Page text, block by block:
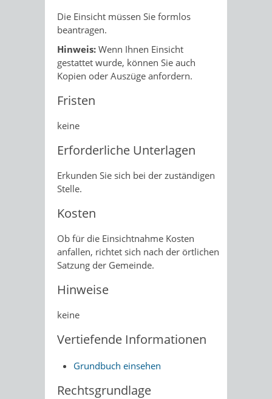
Die Einsicht müssen Sie formlos
beantragen.
Hinweis: Wenn Ihnen Einsicht
gestattet wurde, können Sie auch
Kopien oder Auszüge anfordern.
Fristen
keine
Erforderliche Unterlagen
Erkunden Sie sich bei der zuständigen
Stelle.
Kosten
Ob für die Einsichtnahme Kosten
anfallen, richtet sich nach der örtlichen
Satzung der Gemeinde.
Hinweise
keine
Vertiefende Informationen
Grundbuch einsehen
Rechtsgrundlage